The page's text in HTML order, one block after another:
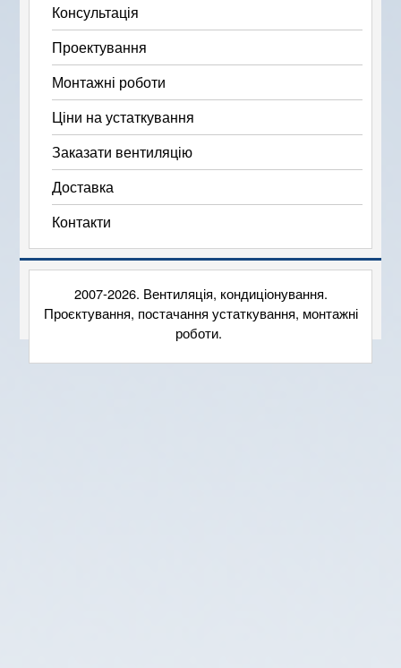
Консультація
Проектування
Монтажні роботи
Ціни на устаткування
Заказати вентиляцію
Доставка
Контакти
2007-2026. Вентиляція, кондиціонування.
Проєктування, постачання устаткування, монтажні
роботи.